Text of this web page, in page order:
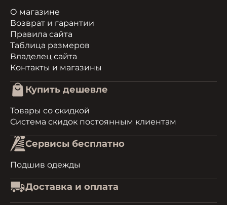
О магазине
Возврат и гарантии
Правила сайта
Таблица размеров
Владелец сайта
Контакты и магазины
Купить дешевле
Товары со скидкой
Система скидок постоянным клиентам
Сервисы бесплатно
Подшив одежды
Доставка и оплата